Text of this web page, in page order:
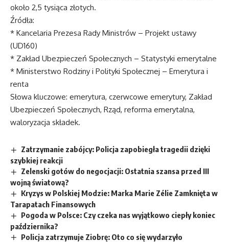
około 2,5 tysiąca złotych.
Źródła:
* Kancelaria Prezesa Rady Ministrów – Projekt ustawy
(UD160)
* Zakład Ubezpieczeń Społecznych – Statystyki emerytalne
* Ministerstwo Rodziny i Polityki Społecznej – Emerytura i
renta
Słowa kluczowe: emerytura, czerwcowe emerytury, Zakład
Ubezpieczeń Społecznych, Rząd, reforma emerytalna,
waloryzacja składek.
Zatrzymanie zabójcy: Policja zapobiegła tragedii dzięki
szybkiej reakcji
Zelenski gotów do negocjacji: Ostatnia szansa przed III
wojną światową?
Kryzys w Polskiej Modzie: Marka Marie Zélie Zamknięta w
Tarapatach Finansowych
Pogoda w Polsce: Czy czeka nas wyjątkowo ciepły koniec
października?
Policja zatrzymuje Ziobrę: Oto co się wydarzyło